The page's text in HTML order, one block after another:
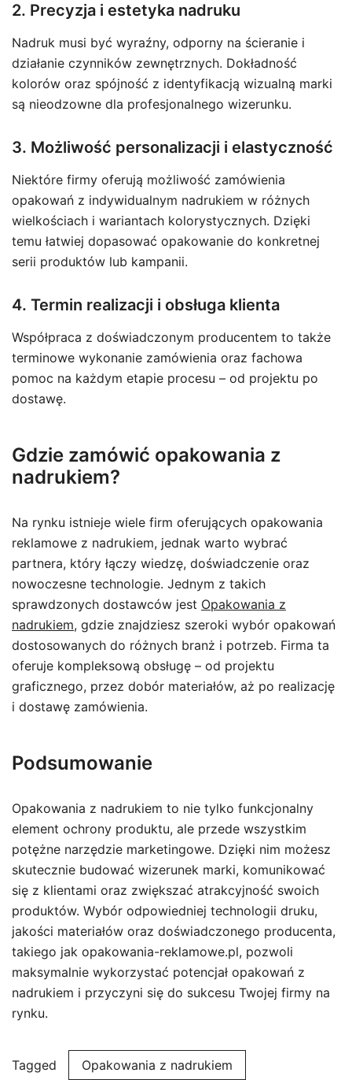
2. Precyzja i estetyka nadruku
Nadruk musi być wyraźny, odporny na ścieranie i
działanie czynników zewnętrznych. Dokładność
kolorów oraz spójność z identyfikacją wizualną marki
są nieodzowne dla profesjonalnego wizerunku.
3. Możliwość personalizacji i elastyczność
Niektóre firmy oferują możliwość zamówienia
opakowań z indywidualnym nadrukiem w różnych
wielkościach i wariantach kolorystycznych. Dzięki
temu łatwiej dopasować opakowanie do konkretnej
serii produktów lub kampanii.
4. Termin realizacji i obsługa klienta
Współpraca z doświadczonym producentem to także
terminowe wykonanie zamówienia oraz fachowa
pomoc na każdym etapie procesu – od projektu po
dostawę.
Gdzie zamówić opakowania z
nadrukiem?
Na rynku istnieje wiele firm oferujących opakowania
reklamowe z nadrukiem, jednak warto wybrać
partnera, który łączy wiedzę, doświadczenie oraz
nowoczesne technologie. Jednym z takich
sprawdzonych dostawców jest Opakowania z
nadrukiem, gdzie znajdziesz szeroki wybór opakowań
dostosowanych do różnych branż i potrzeb. Firma ta
oferuje kompleksową obsługę – od projektu
graficznego, przez dobór materiałów, aż po realizację
i dostawę zamówienia.
Podsumowanie
Opakowania z nadrukiem to nie tylko funkcjonalny
element ochrony produktu, ale przede wszystkim
potężne narzędzie marketingowe. Dzięki nim możesz
skutecznie budować wizerunek marki, komunikować
się z klientami oraz zwiększać atrakcyjność swoich
produktów. Wybór odpowiedniej technologii druku,
jakości materiałów oraz doświadczonego producenta,
takiego jak opakowania-reklamowe.pl, pozwoli
maksymalnie wykorzystać potencjał opakowań z
nadrukiem i przyczyni się do sukcesu Twojej firmy na
rynku.
Tagged Opakowania z nadrukiem